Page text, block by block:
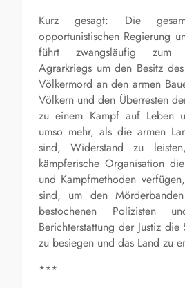
Kurz gesagt: Die
opportunistischen Regierung
führt zwangsläufig zum
Agrarkriegs um den Besitz
Völkermord an den armen
Völkern und den Überresten
zu einem Kampf auf Leben
umso mehr, als die armen
sind, Widerstand zu
kämpferische Organisation
und Kampfmethoden
sind, um den
bestochenen Polizisten
Berichterstattung der Justiz
zu besiegen und das Land zu
***